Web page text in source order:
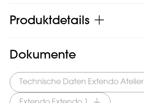
Produktdetails
Dokumente
Technische Daten Extendo Atelier